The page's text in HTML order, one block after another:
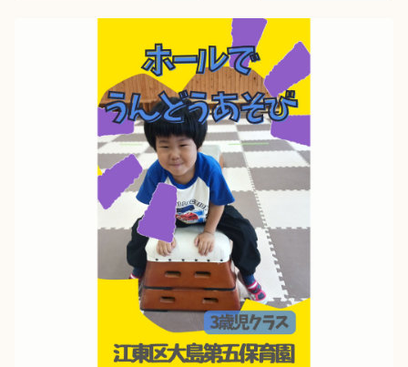
ニュース
投資家情報 採用情報
Language
ホーム
利用者の声
プライバシーポリシー